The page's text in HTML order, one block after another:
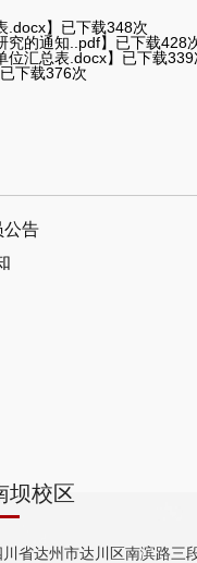
.docx】已下载348次
究的通知..pdf】已下载428
位汇总表.docx】已下载339
下载376次
公告
坝校区
川省达州市达川区南滨路三